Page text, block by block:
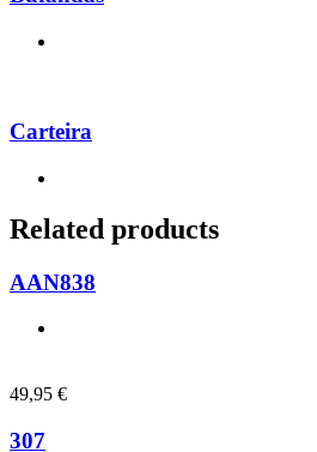
Carteira
Related products
AAN838
49,95 €
307